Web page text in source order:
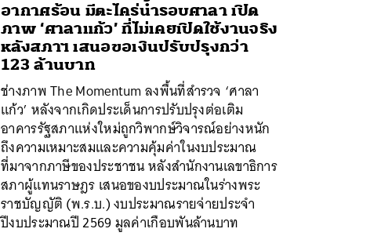
อากาศร้อน มีตะไคร่น้ำรอบศาลา เปิด
ภาพ ‘ศาลาแก้ว’ ที่ไม่เคยเปิดใช้งานจริง
หลังสภาฯ เสนอขอเงินปรับปรุงกว่า
123 ล้านบาท
ช่างภาพ The Momentum ลงพื้นที่สำรวจ ‘ศาลา
แก้ว’ หลังจากเกิดประเด็นการปรับปรุงต่อเติม
อาคารรัฐสภาแห่งใหม่ถูกวิพากษ์วิจารณ์อย่างหนัก
ถึงความเหมาะสมและความคุ้มค่าในงบประมาณ
ที่มาจากภาษีของประชาชน หลังสำนักงานเลขาธิการ
สภาผู้แทนราษฎร เสนอของบประมาณในร่างพระ
ราชบัญญัติ (พ.ร.บ.) งบประมาณรายจ่ายประจำ
ปีงบประมาณปี 2569 มูลค่าเกือบพันล้านบาท